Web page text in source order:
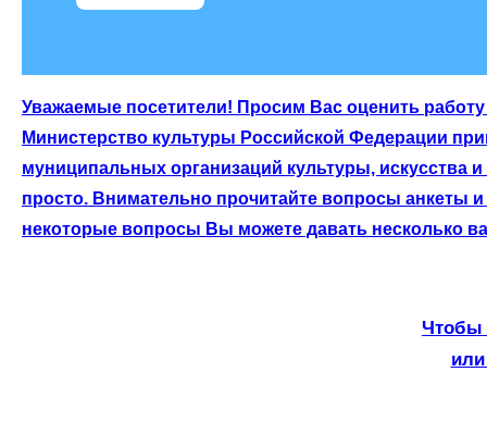
Уважаемые посетители! Просим Вас оценить
Министерство культуры Российской Федерации
муниципальных организаций культуры, искусства
просто. Внимательно прочитайте вопросы анкеты
некоторые вопросы Вы можете давать несколько
Чтобы